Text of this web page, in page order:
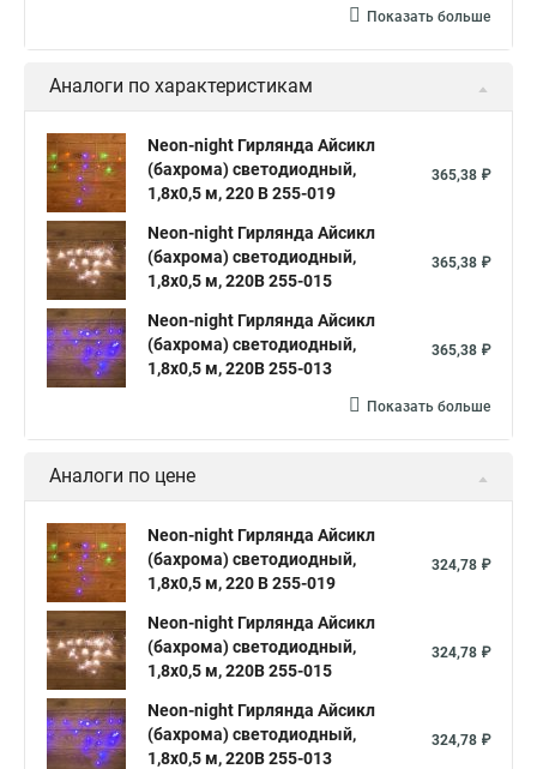
Показать больше
Аналоги по характеристикам
Neon-night Гирлянда Айсикл
(бахрома) светодиодный,
1,8х0,5 м, 220 В 255-019
365,38 ₽
Neon-night Гирлянда Айсикл
(бахрома) светодиодный,
1,8х0,5 м, 220В 255-015
365,38 ₽
Neon-night Гирлянда Айсикл
(бахрома) светодиодный,
1,8х0,5 м, 220В 255-013
365,38 ₽
Показать больше
Аналоги по цене
Neon-night Гирлянда Айсикл
(бахрома) светодиодный,
1,8х0,5 м, 220 В 255-019
324,78 ₽
Neon-night Гирлянда Айсикл
(бахрома) светодиодный,
1,8х0,5 м, 220В 255-015
324,78 ₽
Neon-night Гирлянда Айсикл
(бахрома) светодиодный,
1,8х0,5 м, 220В 255-013
324,78 ₽